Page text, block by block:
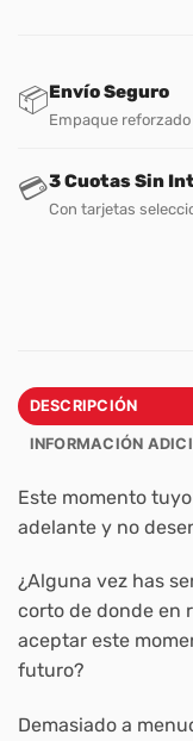
📦Envío Seguro
Empaque
💳3 Cuotas Sin
Con tarjetas
DESCRIPCIÓN
INFORMACIÓN
Este momento
adelante y no
¿Alguna vez has
corto de donde en
aceptar este
futuro?
Demasiado a